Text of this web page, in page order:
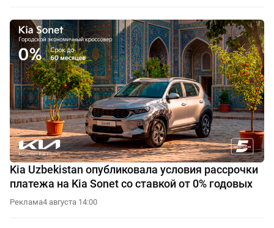
Kia Uzbekistan опубликовала условия рассрочки
платежа на Kia Sonet со ставкой от 0% годовых
Реклама4 августа 14:00